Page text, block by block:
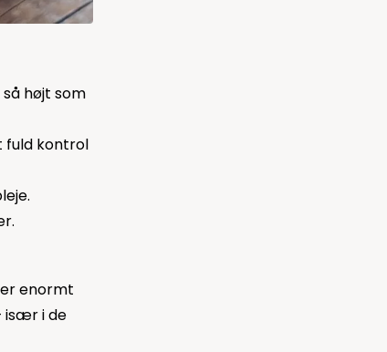
højt som
fuld kontrol
enormt
især i de